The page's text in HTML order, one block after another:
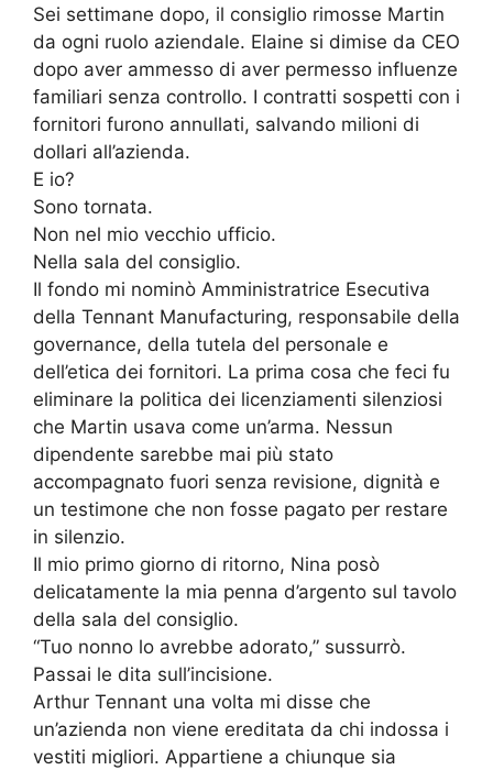
Sei settimane dopo, il consiglio rimosse Martin
da ogni ruolo aziendale. Elaine si dimise da CEO
dopo aver ammesso di aver permesso influenze
familiari senza controllo. I contratti sospetti con i
fornitori furono annullati, salvando milioni di
dollari all’azienda.
E io?
Sono tornata.
Non nel mio vecchio ufficio.
Nella sala del consiglio.
Il fondo mi nominò Amministratrice Esecutiva
della Tennant Manufacturing, responsabile della
governance, della tutela del personale e
dell’etica dei fornitori. La prima cosa che feci fu
eliminare la politica dei licenziamenti silenziosi
che Martin usava come un’arma. Nessun
dipendente sarebbe mai più stato
accompagnato fuori senza revisione, dignità e
un testimone che non fosse pagato per restare
in silenzio.
Il mio primo giorno di ritorno, Nina posò
delicatamente la mia penna d’argento sul tavolo
della sala del consiglio.
“Tuo nonno lo avrebbe adorato,” sussurrò.
Passai le dita sull’incisione.
Arthur Tennant una volta mi disse che
un’azienda non viene ereditata da chi indossa i
vestiti migliori. Appartiene a chiunque sia